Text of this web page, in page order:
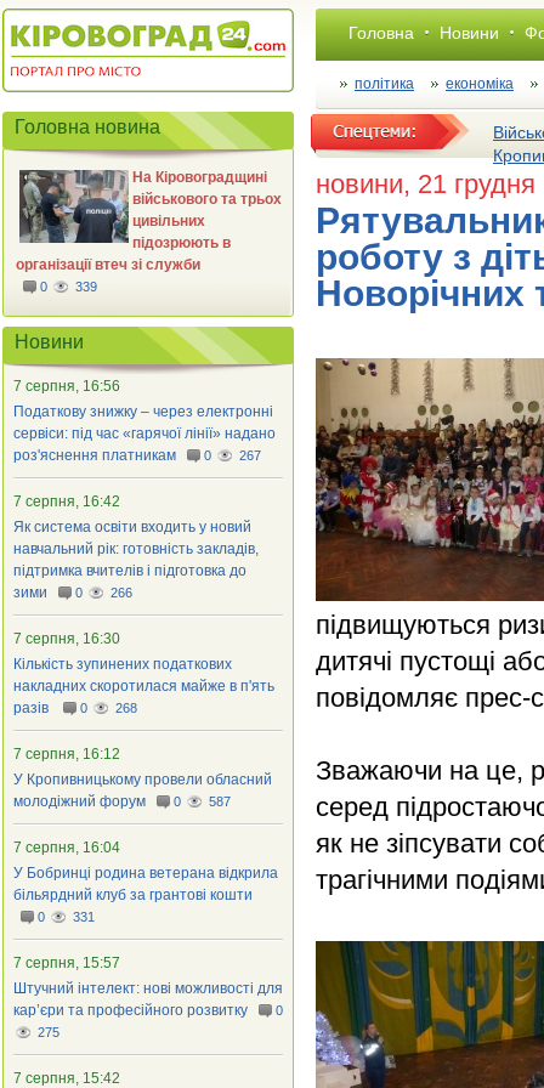
Головна Новини
політика економіка
новини, 21
роботу з
Новорічних
підвищуються
дитячі пустощі
повідомляє прес-
Зважаючи на це,
серед
як не зіпсувати
трагічними
Головна новина
На Кіровоградщині
військового та трьох
цивільних
підозрюють в
організації втеч зі служби
0 339
Новини
7 серпня, 16:56
Податкову знижку – через електронні
сервіси: під час «гарячої лінії» надано
роз'яснення платникам
0 267
7 серпня, 16:42
Як система освіти входить у новий
навчальний рік: готовність закладів,
підтримка вчителів і підготовка до
зими
0 266
7 серпня, 16:30
Кількість зупинених податкових
накладних скоротилася майже в п'ять
разів
0 268
7 серпня, 16:12
У Кропивницькому провели обласний
молодіжний форум
0 587
7 серпня, 16:04
У Бобринці родина ветерана відкрила
більярдний клуб за грантові кошти
0 331
7 серпня, 15:57
Штучний інтелект: нові можливості для
кар’єри та професійного розвитку
0
275
7 серпня, 15:42